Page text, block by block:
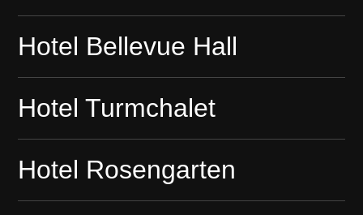
Hotel Bellevue Hall
Hotel Turmchalet
Hotel Rosengarten